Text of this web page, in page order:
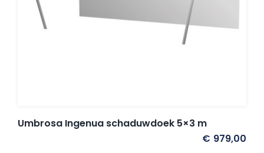
Umbrosa Ingenua schaduwdoek 5×3 m
€ 979,00